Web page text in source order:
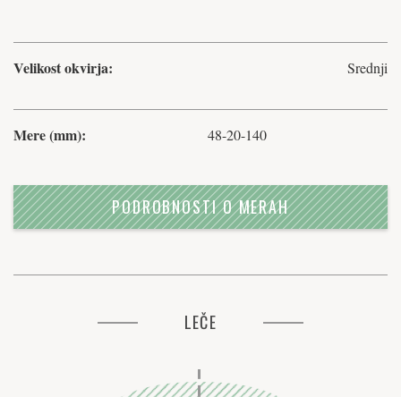
Velikost okvirja: Srednji
Mere (mm): 48-20-140
PODROBNOSTI O MERAH
LEČE